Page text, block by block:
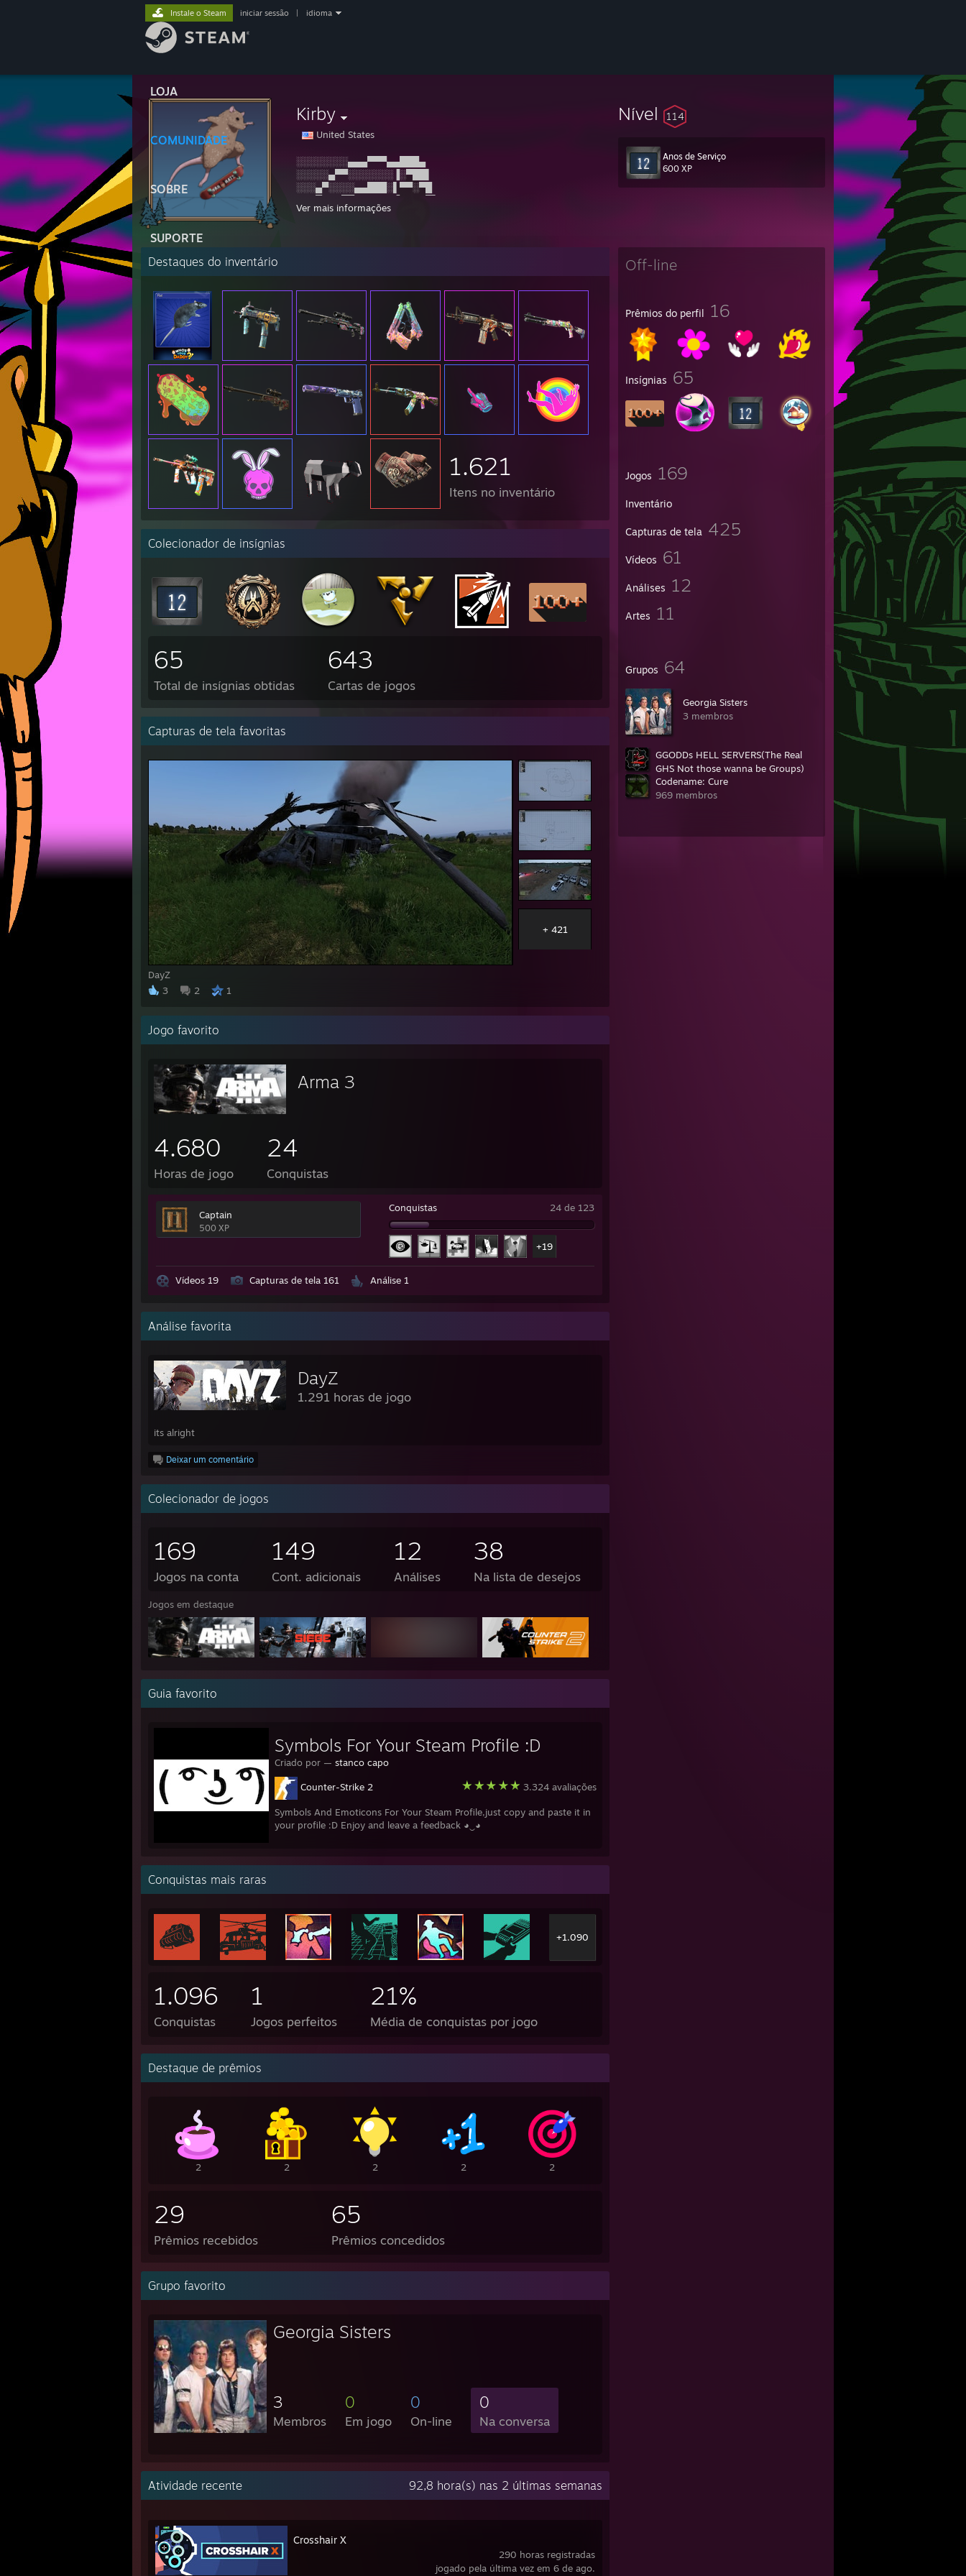
LOJA
COMUNIDADE
SOBRE
SUPORTE
Instale o Steam iniciar sessão idioma
Kirby
United States
░░░░░░░░▄▄▄▀▀▀▄▄███▄
░░░░░▄▀▀░░░░░░░▐░▀██▌
░░░▄▀░░░░▄▄███░▌▀▀░▀█
░▐█▀▄▀▄▄▄▄▀▀▀▀▌░░░░░▐█▄
░░░░░░has░░░░░░░░▀▄▄████████████████▄
░░░░░arrived░░░░░░░░░░░░█▀██████
Ver mais informações
Nível 114
Anos de Serviço
600 XP
Off-line
Prêmios do perfil 16
Insígnias 65
Jogos 169
Inventário
Capturas de tela 425
Vídeos 61
Análises 12
Artes 11
Grupos 64
Georgia Sisters
3 membros
GGODDs HELL SERVERS(The Real
GHS Not those wanna be Groups)
3.159 membros
Codename: Cure
969 membros
Destaques do inventário
1.621
Itens no inventário
Colecionador de insígnias
65
Total de insígnias obtidas
643
Cartas de jogos
Capturas de tela favoritas
DayZ
3
2 1
+ 421
Jogo favorito
Arma 3
4.680
Horas de jogo
24
Conquistas
Captain
500 XP
Conquistas 24 de 123
+19
Vídeos 19 Capturas de tela 161 Análise 1
Análise favorita
DayZ
1.291 horas de jogo
its alright
Deixar um comentário
Colecionador de jogos
169
Jogos na conta
149
Cont. adicionais
12
Análises
38
Na lista de desejos
Jogos em destaque
Guia favorito
Symbols For Your Steam Profile :D
Criado por — stanco capo
3.324 avaliações
Counter-Strike 2
Symbols And Emoticons For Your Steam Profile,just copy and paste it in
your profile :D Enjoy and leave a feedback ◕‿◕
Conquistas mais raras
+1.090
1.096
Conquistas
1
Jogos perfeitos
21%
Média de conquistas por jogo
Destaque de prêmios
2 2 2 2 2
29
Prêmios recebidos
65
Prêmios concedidos
Grupo favorito
Georgia Sisters
3
Membros
0
Em jogo
0
On-line
0
Na conversa
Atividade recente 92,8 hora(s) nas 2 últimas semanas
290 horas registradas
jogado pela última vez em 6 de ago.
Crosshair X